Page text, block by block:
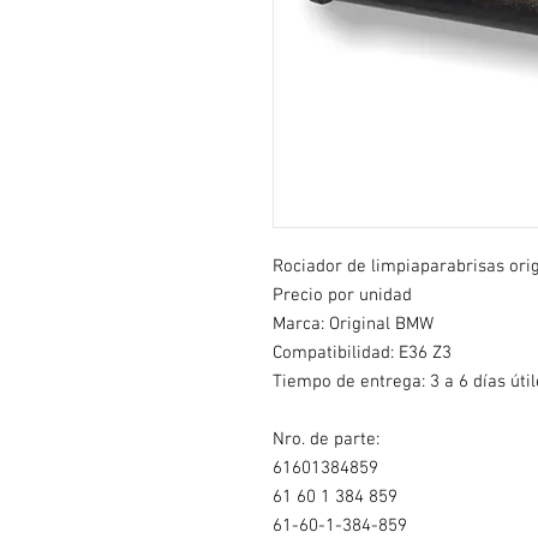
Rociador de limpiaparabrisas
Precio por unidad
Marca: Original BMW
Compatibilidad: E36 Z3
Tiempo de entrega: 3 a 6 días
Nro. de parte:
61601384859
61 60 1 384 859
61-60-1-384-859